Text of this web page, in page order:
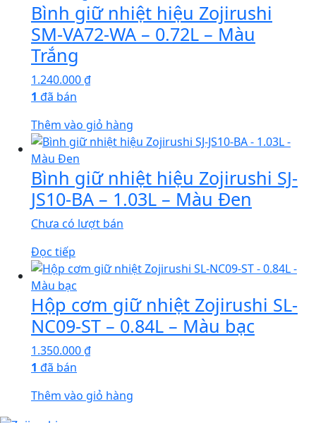
Bình giữ nhiệt hiệu Zojirushi
SM-VA72-WA – 0.72L – Màu
Trắng
1.240.000₫
1 đã bán
Thêm vào giỏ hàng
Bình giữ nhiệt hiệu Zojirushi SJ-
JS10-BA – 1.03L – Màu Đen
Chưa có lượt bán
Đọc tiếp
Hộp cơm giữ nhiệt Zojirushi SL-
NC09-ST – 0.84L – Màu bạc
1.350.000₫
1 đã bán
Thêm vào giỏ hàng